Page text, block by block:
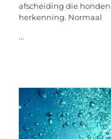
afscheiding die
herkenning. Normaal
...